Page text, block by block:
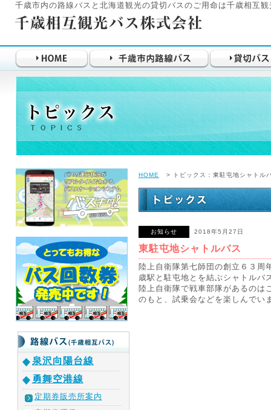
千歳市内の路線バスと北海道観光の貸切バスのご用命は千歳相互
HOME > トピックス：東駐屯地シャトル
お知らせ 2018年5月27日
東駐屯地シャトルバス
陸上自衛隊第七師団の創立６３周
歳駅と駐屯地とを結ぶシャトルバ
陸上自衛隊で戦車部隊があるのは
のもと、試乗会などを楽しんでい
泉沢向陽台線
勇舞空港線
定期券販売所案内